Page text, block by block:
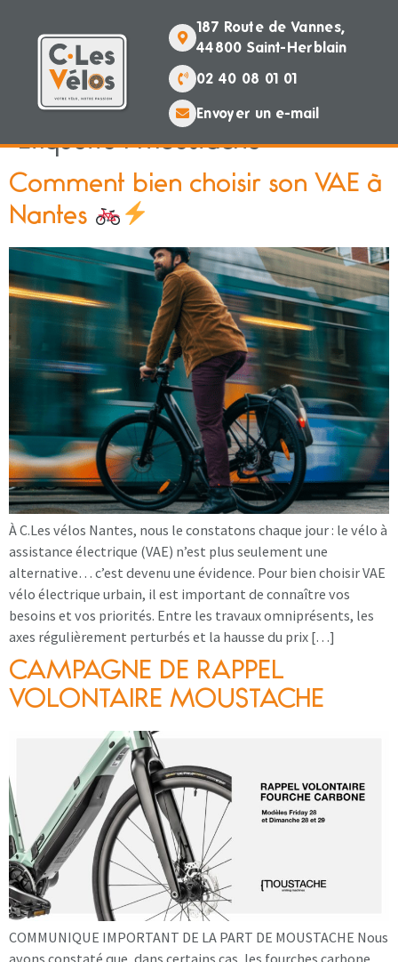
187 Route de Vannes,
44800 Saint-Herblain
02 40 08 01 01
Envoyer un e-mail
Étiquette :moustache
Comment bien choisir son VAE à
Nantes
À C.Les vélos Nantes, nous le constatons chaque jour : le vélo à
assistance électrique (VAE) n’est plus seulement une
alternative… c’est devenu une évidence. Pour bien choisir VAE
vélo électrique urbain, il est important de connaître vos
besoins et vos priorités. Entre les travaux omniprésents, les
axes régulièrement perturbés et la hausse du prix […]
CAMPAGNE DE RAPPEL
VOLONTAIRE MOUSTACHE
COMMUNIQUE IMPORTANT DE LA PART DE MOUSTACHE Nous
avons constaté que, dans certains cas, les fourches carbone